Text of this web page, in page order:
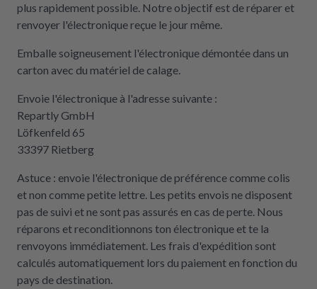
plus rapidement possible. Notre objectif est de réparer et
renvoyer l'électronique reçue le jour même.
Emballe soigneusement l'électronique démontée dans un
carton avec du matériel de calage.
Envoie l'électronique à l'adresse suivante :
Repartly GmbH
Löfkenfeld 65
33397 Rietberg
Astuce : envoie l'électronique de préférence comme colis
et non comme petite lettre. Les petits envois ne disposent
pas de suivi et ne sont pas assurés en cas de perte. Nous
réparons et reconditionnons ton électronique et te la
renvoyons immédiatement. Les frais d'expédition sont
calculés automatiquement lors du paiement en fonction du
pays de destination.